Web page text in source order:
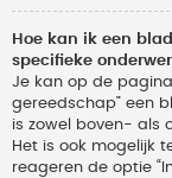
Hoe kan ik een
specifieke
Je kan op de
gereedschap” een
is zowel boven- als
Het is ook mogelijk
reageren de optie